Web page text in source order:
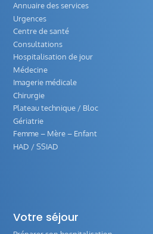
Annuaire des services
Urgences
Centre de santé
Consultations
Hospitalisation de jour
Médecine
Imagerie médicale
Chirurgie
Plateau technique / Bloc
Gériatrie
Femme – Mère – Enfant
HAD / SSIAD
Votre séjour